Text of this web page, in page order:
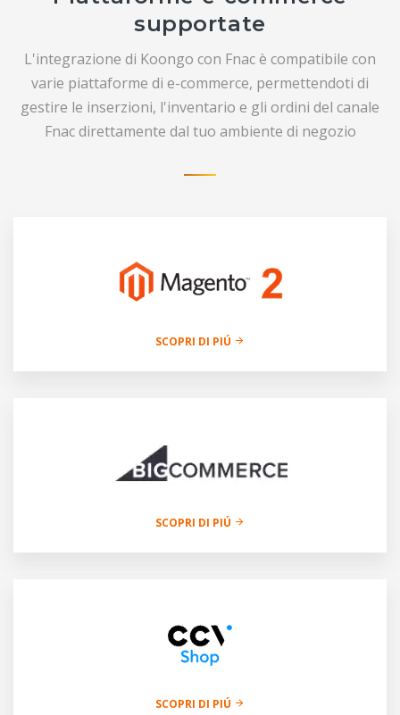
supportate
L'integrazione di Koongo con Fnac è compatibile con
varie piattaforme di e-commerce, permettendoti di
gestire le inserzioni, l'inventario e gli ordini del canale
Fnac direttamente dal tuo ambiente di negozio
SCOPRI DI PIÚ
SCOPRI DI PIÚ
SCOPRI DI PIÚ